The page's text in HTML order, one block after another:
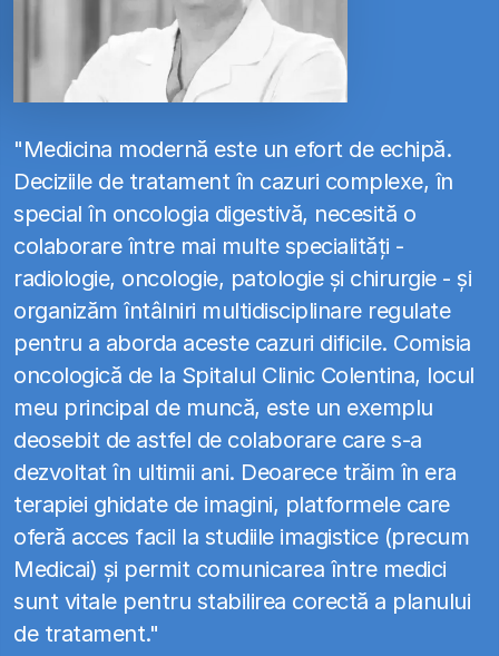
"Medicina modernă este un efort de echipă.
Deciziile de tratament în cazuri complexe, în
special în oncologia digestivă, necesită o
colaborare între mai multe specialități -
radiologie, oncologie, patologie și chirurgie - și
organizăm întâlniri multidisciplinare regulate
pentru a aborda aceste cazuri dificile. Comisia
oncologică de la Spitalul Clinic Colentina, locul
meu principal de muncă, este un exemplu
deosebit de astfel de colaborare care s-a
dezvoltat în ultimii ani. Deoarece trăim în era
terapiei ghidate de imagini, platformele care
oferă acces facil la studiile imagistice (precum
Medicai) și permit comunicarea între medici
sunt vitale pentru stabilirea corectă a planului
de tratament."